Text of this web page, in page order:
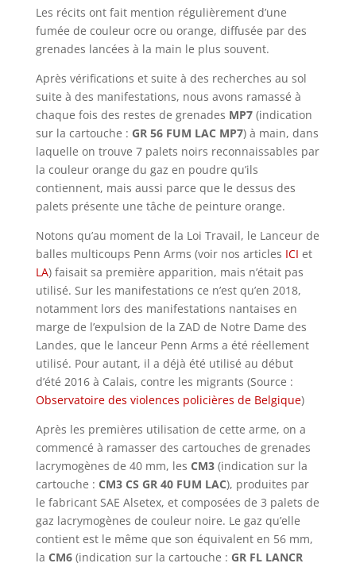
Les récits ont fait mention régulièrement d’une
fumée de couleur ocre ou orange, diffusée par des
grenades lancées à la main le plus souvent.
Après vérifications et suite à des recherches au sol
suite à des manifestations, nous avons ramassé à
chaque fois des restes de grenades MP7(indication
sur la cartouche : GR 56 FUM LAC MP7) à main, dans
laquelle on trouve 7 palets noirs reconnaissables par
la couleur orange du gaz en poudre qu’ils
contiennent, mais aussi parce que le dessus des
palets présente une tâche de peinture orange.
Notons qu’au moment de la Loi Travail, le Lanceur de
balles multicoups Penn Arms (voir nos articles ICI et
LA) faisait sa première apparition, mais n’était pas
utilisé. Sur les manifestations ce n’est qu’en 2018,
notamment lors des manifestations nantaises en
marge de l’expulsion de la ZAD de Notre Dame des
Landes, que le lanceur Penn Arms a été réellement
utilisé. Pour autant, il a déjà été utilisé au début
d’été 2016 à Calais, contre les migrants (Source :
Observatoire des violences policières de Belgique)
Après les premières utilisation de cette arme, on a
commencé à ramasser des cartouches de grenades
lacrymogènes de 40 mm, les CM3(indication sur la
cartouche : CM3 CS GR 40 FUM LAC), produites par
le fabricant SAE Alsetex, et composées de 3 palets de
gaz lacrymogènes de couleur noire. Le gaz qu’elle
contient est le même que son équivalent en 56 mm,
la CM6(indication sur la cartouche : GR FL LANCR